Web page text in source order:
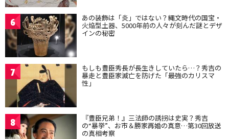
6 あの装飾は「炎」ではない？縄文時代の国宝・
火焔型土器、5000年前の人々が刻んだ謎とデザ
インの秘密
7 もしも豊臣秀長が長生きしていたら…？秀吉の
暴走と豊臣家滅亡を防げた「最強のカリスマ
性」
8 『豊臣兄弟！』三法師の誘拐は史実？秀吉
の“暴挙”、お市＆勝家再婚の真意…第30回放送
の真相考察